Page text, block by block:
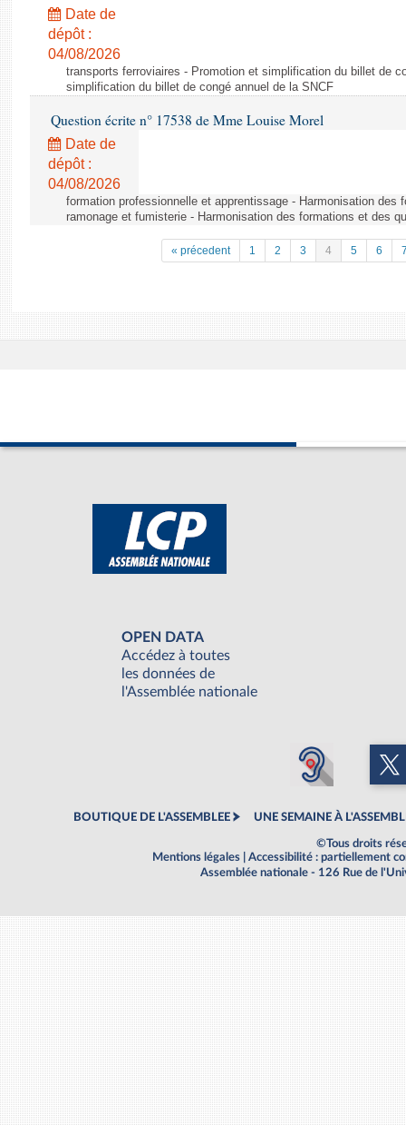
Date de
dépôt :
04/08/2026
transports ferroviaires - Promotion et simplification du billet de
simplification du billet de congé annuel de la SNCF
Question écrite n° 17538 de Mme Louise Morel
Date de
dépôt :
04/08/2026
formation professionnelle et apprentissage - Harmonisation des
ramonage et fumisterie - Harmonisation des formations et des
« précedent 1 2 3 4 5 6
OPEN DATA
Accédez à toutes
les données de
l'Assemblée nationale
BOUTIQUE DE L'ASSEMBLEE UNE SEMAINE À
©Tous droits
Mentions légales
Accessibilité : partiellement
Assemblée nationale - 126 Rue de